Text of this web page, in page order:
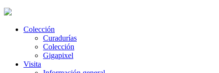
Colección
Curadurías
Colección
Gigapixel
Visita